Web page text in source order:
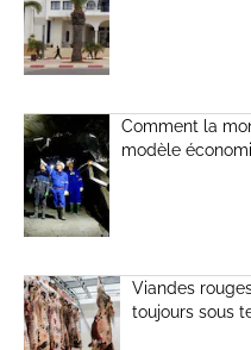
Comment la
modèle
Viandes
toujours sous